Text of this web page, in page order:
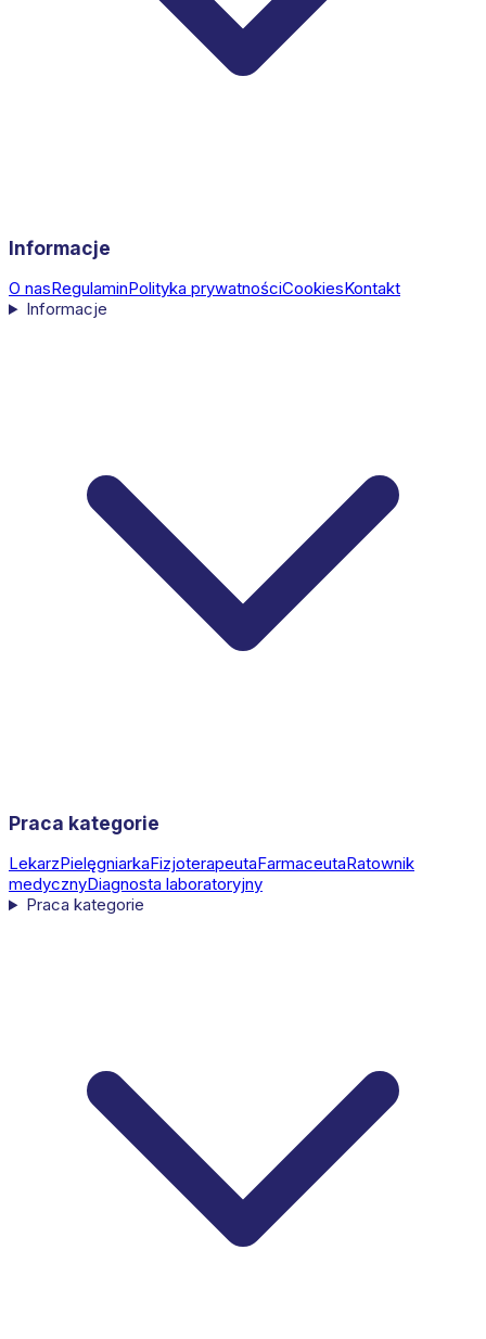
Informacje
O nasRegulaminPolityka prywatnościCookiesKontakt
Informacje
Praca kategorie
LekarzPielęgniarkaFizjoterapeutaFarmaceutaRatownik
medycznyDiagnosta laboratoryjny
Praca kategorie